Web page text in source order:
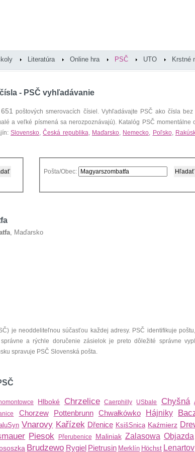
Literatúra Online hra PSČ UTO Krstné
- PSČ vyhľadávanie
poštových smerovacích čísiel. Vyhľadávajte PSČ ako čísla bez
a veľké písmená sa nerozpoznávajú). Katalóg PSČ momentálne
Slovensko,Česká republika, Maďarsko, Nemecko, Poľsko,
Pošta/Obec:
, Maďarsko
je neoddeliteľnou súčasťou každej adresy. PSČ identifikuje
a rýchle doručenie zásielok je preto dôležité správne
spravuje PSČ Slovenská pošta.
Hlboké Chrzelice Caerphilly USbale Chyšná
Chorzew Pottenbrunn Chwałkówko Hájniky
Vnarovy Kařízek Dřenice KsišSnica Kaźmierz
Piesok Přerubenice Maliniak Zalasowa Objazda
Brudzewo Rygiel Pietrusin Merklín Höchst Lenartov